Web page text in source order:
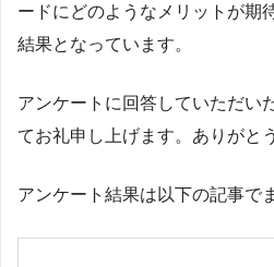
ードにどのようなメリットが期
結果となっています。
アンケートに回答していただい
てお礼申し上げます。ありがと
アンケート結果は以下の記事で